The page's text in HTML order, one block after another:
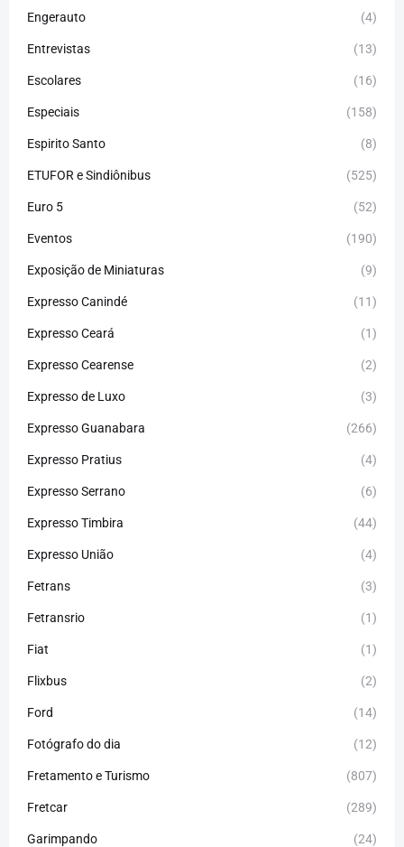
Engerauto (4)
Entrevistas (13)
Escolares (16)
Especiais (158)
Espirito Santo (8)
ETUFOR e Sindiônibus (525)
Euro 5 (52)
Eventos (190)
Exposição de Miniaturas (9)
Expresso Canindé (11)
Expresso Ceará (1)
Expresso Cearense (2)
Expresso de Luxo (3)
Expresso Guanabara (266)
Expresso Pratius (4)
Expresso Serrano (6)
Expresso Timbira (44)
Expresso União (4)
Fetrans (3)
Fetransrio (1)
Fiat (1)
Flixbus (2)
Ford (14)
Fotógrafo do dia (12)
Fretamento e Turismo (807)
Fretcar (289)
Garimpando (24)